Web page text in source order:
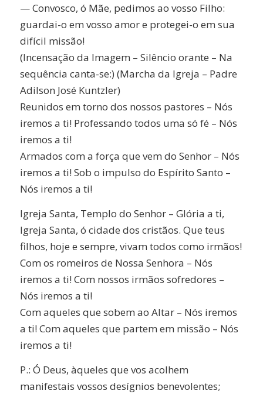
— Convosco, ó Mãe, pedimos ao vosso Filho:
guardai-o em vosso amor e protegei-o em sua
difícil missão!
(Incensação da Imagem – Silêncio orante – Na
sequência canta-se:) (Marcha da Igreja – Padre
Adilson José Kuntzler)
Reunidos em torno dos nossos pastores – Nós
iremos a ti! Professando todos uma só fé – Nós
iremos a ti!
Armados com a força que vem do Senhor – Nós
iremos a ti! Sob o impulso do Espírito Santo –
Nós iremos a ti!
Igreja Santa, Templo do Senhor – Glória a ti,
Igreja Santa, ó cidade dos cristãos. Que teus
filhos, hoje e sempre, vivam todos como irmãos!
Com os romeiros de Nossa Senhora – Nós
iremos a ti! Com nossos irmãos sofredores –
Nós iremos a ti!
Com aqueles que sobem ao Altar – Nós iremos
a ti! Com aqueles que partem em missão – Nós
iremos a ti!
P.: Ó Deus, àqueles que vos acolhem
manifestais vossos desígnios benevolentes;